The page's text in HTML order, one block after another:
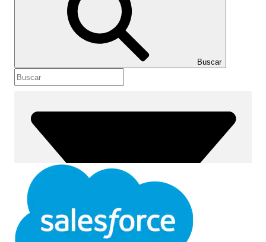
Mostrar índice de
materias
Índice de materias
Buscar